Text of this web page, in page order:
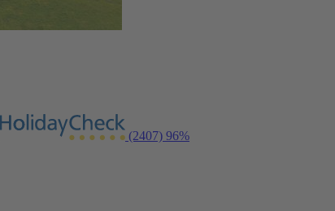
(2407) 96%